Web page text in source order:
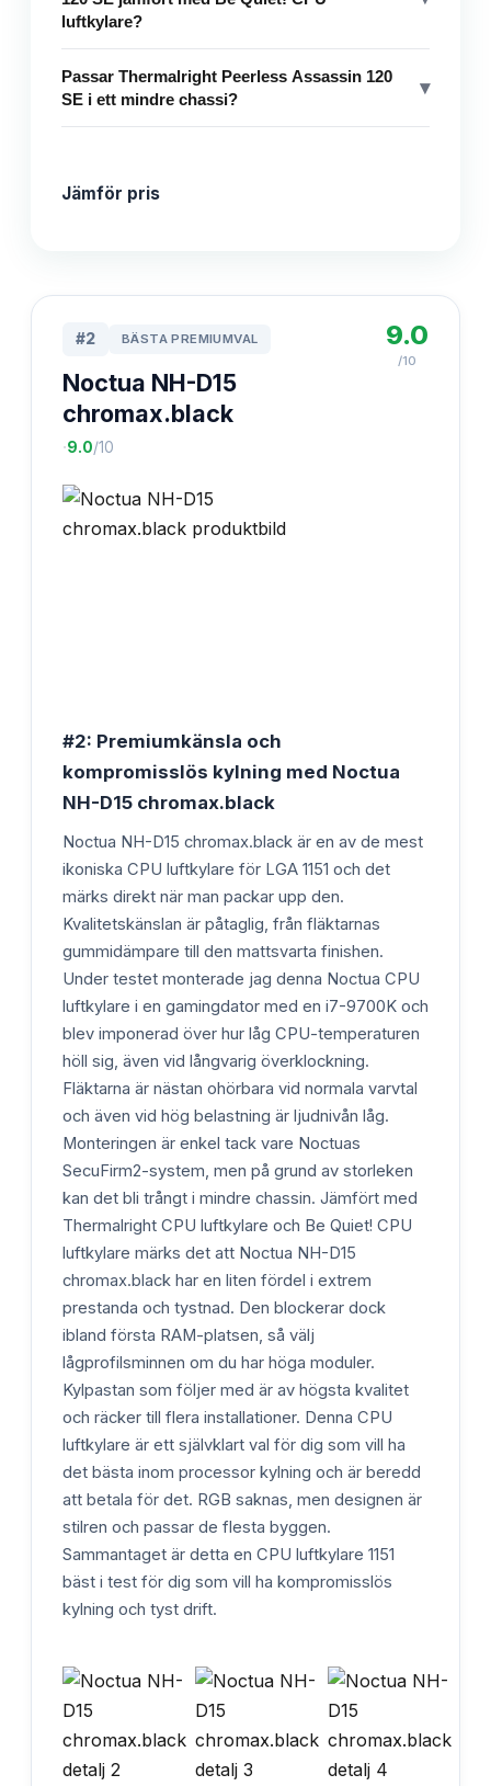
luftkylare?
Passar Thermalright Peerless Assassin 120
SE i ett mindre chassi?
▾
Jämför pris
#2 BÄSTA PREMIUMVAL
Noctua NH-D15
chromax.black
·9.0/10
9.0
/10
#2: Premiumkänsla och
kompromisslös kylning med Noctua
NH-D15 chromax.black
Noctua NH-D15 chromax.black är en av de mest
ikoniska CPU luftkylare för LGA 1151 och det
märks direkt när man packar upp den.
Kvalitetskänslan är påtaglig, från fläktarnas
gummidämpare till den mattsvarta finishen.
Under testet monterade jag denna Noctua CPU
luftkylare i en gamingdator med en i7-9700K och
blev imponerad över hur låg CPU-temperaturen
höll sig, även vid långvarig överklockning.
Fläktarna är nästan ohörbara vid normala varvtal
och även vid hög belastning är ljudnivån låg.
Monteringen är enkel tack vare Noctuas
SecuFirm2-system, men på grund av storleken
kan det bli trångt i mindre chassin. Jämfört med
Thermalright CPU luftkylare och Be Quiet! CPU
luftkylare märks det att Noctua NH-D15
chromax.black har en liten fördel i extrem
prestanda och tystnad. Den blockerar dock
ibland första RAM-platsen, så välj
lågprofilsminnen om du har höga moduler.
Kylpastan som följer med är av högsta kvalitet
och räcker till flera installationer. Denna CPU
luftkylare är ett självklart val för dig som vill ha
det bästa inom processor kylning och är beredd
att betala för det. RGB saknas, men designen är
stilren och passar de flesta byggen.
Sammantaget är detta en CPU luftkylare 1151
bäst i test för dig som vill ha kompromisslös
kylning och tyst drift.